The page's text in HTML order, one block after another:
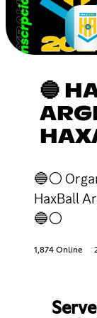
🔵
🔵⚪
HaxBall
🔵⚪
1,874 Online